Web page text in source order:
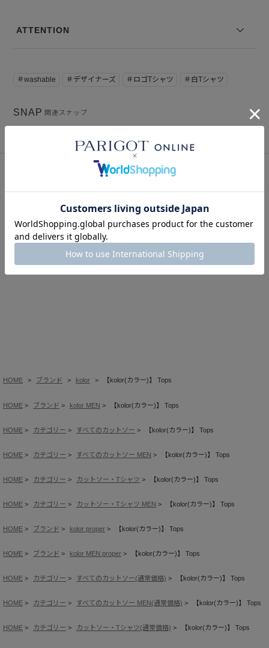
ATTENTION
＃washable ＃デザイナーズ ＃ロゴTシャツ ＃白Tシャツ
SNAP 関連スナップ
このアイテムを見た人はこの商品もチェックしています
HOME ブランド kolor 【kolor(カラー)】 Tops
HOME ブランド kolor MEN 【kolor(カラー)】 Tops
HOME カテゴリー すべてのカットソー 【kolor(カラー)】 Tops
HOME カテゴリー すべてのカットソー MEN 【kolor(カラー)】 Tops
HOME カテゴリー カットソー・Tシャツ 【kolor(カラー)】 Tops
HOME カテゴリー カットソー・Tシャツ MEN 【kolor(カラー)】 Tops
HOME ブランド kolor proper 【kolor(カラー)】 Tops
HOME ブランド kolor MEN proper 【kolor(カラー)】 Tops
HOME カテゴリー すべてのカットソー(通常価格) 【kolor(カラー)】 Tops
HOME カテゴリー すべてのカットソー MEN(通常価格) 【kolor(カラー)】 Tops
HOME カテゴリー カットソー・Tシャツ(通常価格) 【kolor(カラー)】 Tops